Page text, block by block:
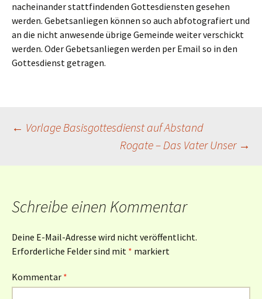
nacheinander stattfindenden Gottesdiensten gesehen
werden. Gebetsanliegen können so auch abfotografiert und
an die nicht anwesende übrige Gemeinde weiter verschickt
werden. Oder Gebetsanliegen werden per Email so in den
Gottesdienst getragen.
Beitragsnavigation
← Vorlage Basisgottesdienst auf Abstand
Rogate – Das Vater Unser →
Schreibe einen Kommentar
Deine E-Mail-Adresse wird nicht veröffentlicht.
Erforderliche Felder sind mit * markiert
Kommentar *